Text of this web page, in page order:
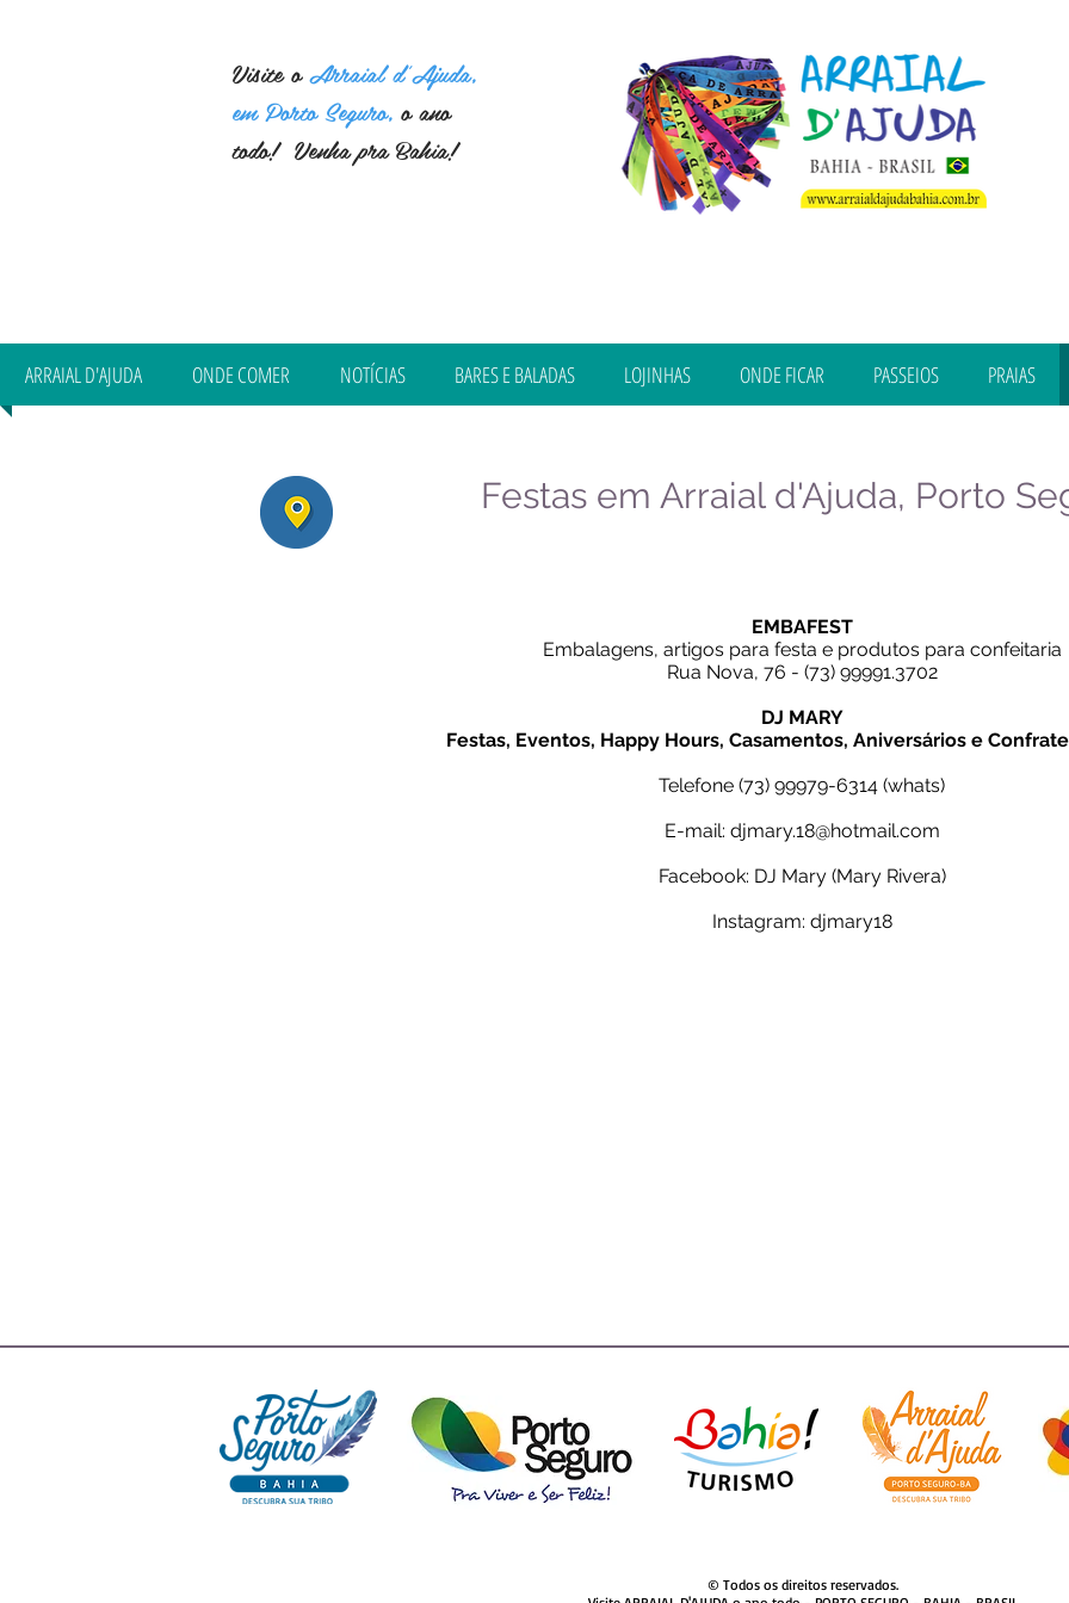
Visite oArraial d'Ajuda,
em Porto Seguro, o ano
todo! Venha pra Bahia!
ARRAIAL D'AJUDA ONDE COMER NOTÍCIAS BARES E BALADAS LOJINHAS ONDE FICAR PASSEIOS PRAIAS
Festas em Arraial d'Ajuda, Porto
EMBAFEST
Embalagens, artigos para festa e produtos para confeitaria
Rua Nova, 76 - (73) 99991.3702
DJ MARY
Festas, Eventos, Happy Hours, Casamentos, Aniversários e
Telefone (73) 99979-6314 (whats)
E-mail: djmary.18@hotmail.com
Facebook: DJ Mary (Mary Rivera)
Instagram: djmary18
© Todos os direitos reservados.